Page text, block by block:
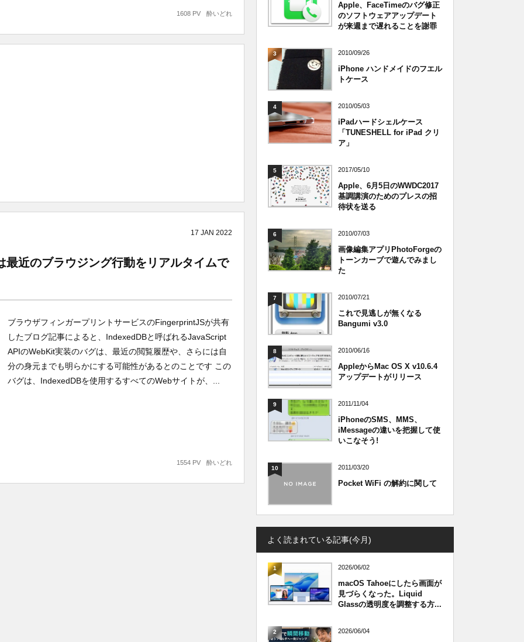
酔いどれ
1608 PV
17 JAN 2022
近のブラウジング行動をリアルタイムで
ブラウザフィンガープリントサービスのFingerprintJSが共有
したブログ記事によると、IndexedDBと呼ばれるJavaScript
APIのWebKit実装のバグは、最近の閲覧履歴や、さらには自
分の身元までも明らかにする可能性があるとのことです この
バグは、IndexedDBを使用するすべてのWebサイトが、...
酔いどれ
1554 PV
Apple、FaceTimeのバグ修正
のソフトウェアアップデート
が来週まで遅れることを謝罪
3 2010/09/26
iPhone ハンドメイドのフエル
トケース
4 2010/05/03
iPadハードシェルケース
「TUNESHELL for iPad クリ
ア」
5 2017/05/10
Apple、6月5日のWWDC2017
基調講演のためのプレスの招
待状を送る
6 2010/07/03
画像編集アプリPhotoForgeの
トーンカーブで遊んでみまし
た
7 2010/07/21
これで見逃しが無くなる
Bangumi v3.0
8 2010/06/16
AppleからMac OS X v10.6.4
アップデートがリリース
9 2011/11/04
iPhoneのSMS、MMS、
iMessageの違いを把握して使
いこなそう!
10 2011/03/20
Pocket WiFi の解約に関して
よく読まれている記事(今月)
1 2026/06/02
macOS Tahoeにしたら画面が
見づらくなった。Liquid
Glassの透明度を調整する方...
2 2026/06/04